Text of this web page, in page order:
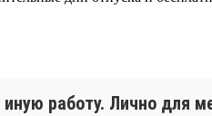
работу. Лично для